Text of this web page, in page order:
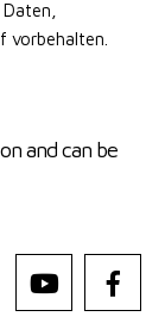
vorbehalten.
and can be